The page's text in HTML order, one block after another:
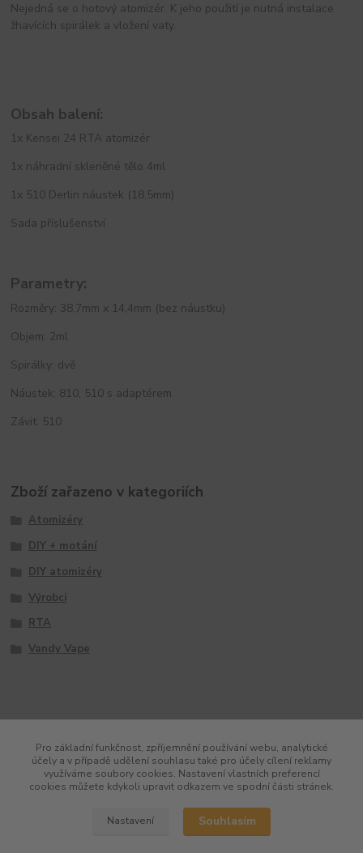
Nejedná se o hotový atomizér. K jeho použití je nutná instalace
žhavících spirálek a vložení vaty.
Obsah balení:
1x Kensei 24 RTA atomizér
1x náhradní skleněné tělo 4ml
1x 510 Derlin náustek (18,5mm)
Sada příslušenství
Parametry:
Rozměry: 38,7mm x 14,4mm (bez náustku)
Objem: 2ml
Spirálky: dvě
Náustek: 810, 510 s adaptérem
Závit: 510
Zboží zařazeno v kategoriích
Atomizéry
DIY + motání
DIY atomizéry
Výrobci
RTA
Vandy Vape
Pro základní funkčnost, zpříjemnění používání webu, analytické
účely a v případě udělení souhlasu také pro účely cílení reklamy
využíváme soubory cookies. Nastavení vlastních preferencí
cookies můžete kdykoli upravit odkazem ve spodní části stránek.
Nastavení Souhlasím